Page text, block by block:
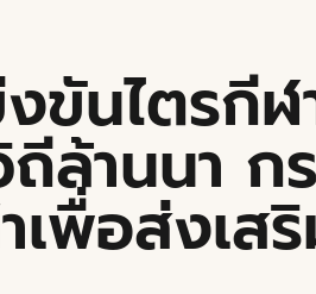
นไตรกี
ล้านนา ก
พื่อส่งเส